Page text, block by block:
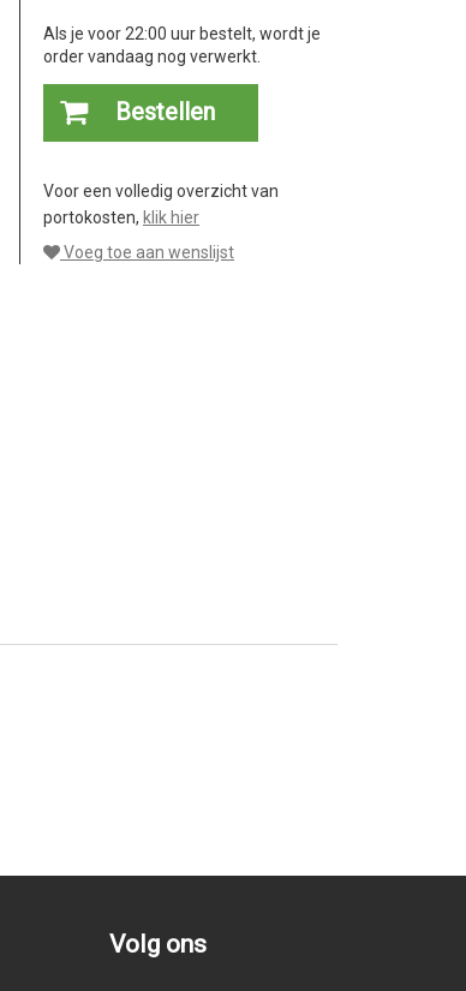
Als je voor 22:00 uur bestelt, wordt je
order vandaag nog verwerkt.
Bestellen
Voor een volledig overzicht van
portokosten, klik hier
Voeg toe aan wenslijst
Volg ons